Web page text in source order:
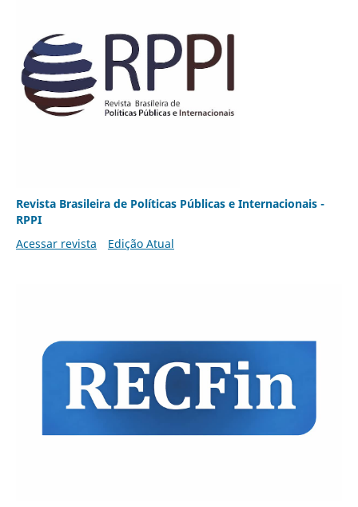
Revista Brasileira de Políticas Públicas e Internacionais -
RPPI
Acessar revista
Edição Atual